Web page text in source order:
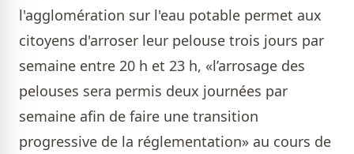
l'agglomération sur l'eau potable permet aux
citoyens d'arroser leur pelouse trois jours par
semaine entre 20 h et 23 h, «l’arrosage des
pelouses sera permis deux journées par
semaine afin de faire une transition
progressive de la réglementation» au cours de